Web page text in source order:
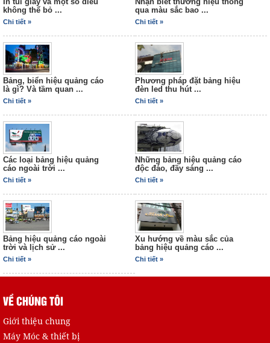
Tờ rơi 03
Bộ nhận dạng thương hiệu
05
không thể bỏ ...
Chi tiết »
qua màu sắc bao ...
Chi tiết »
Bảng, biển hiệu quảng cáo
là gì? Và tầm quan ...
Chi tiết »
Phương pháp đặt bảng hiệu
đèn led thu hút ...
Chi tiết »
Các loại bảng hiệu quảng
cáo ngoài trời ...
Chi tiết »
Những bảng hiệu quảng cáo
độc đáo, đầy sáng ...
Chi tiết »
Bảng hiệu quảng cáo ngoài
trời và lịch sử ...
Chi tiết »
Xu hướng về màu sắc của
bảng hiệu quảng cáo ...
Chi tiết »
VỀ CHÚNG TÔI
Giới thiệu chung
Máy Móc & thiết bị